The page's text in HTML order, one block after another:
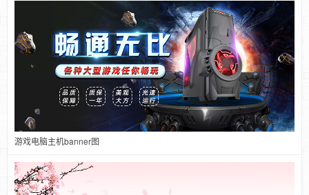
游戏电脑主机banner图